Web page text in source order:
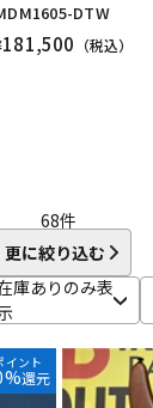
DTW
181,500 （税込）
68件
更に絞り込む
庫ありのみ表
イント
還元